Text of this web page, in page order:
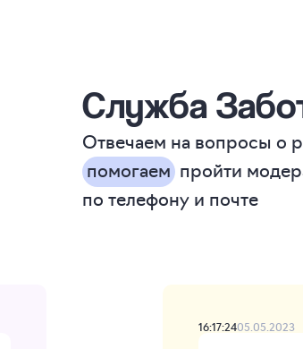
Служба
Отвечаем на вопросы о
помогаем пройти
по телефону и почте
16:17:2405.05.2023